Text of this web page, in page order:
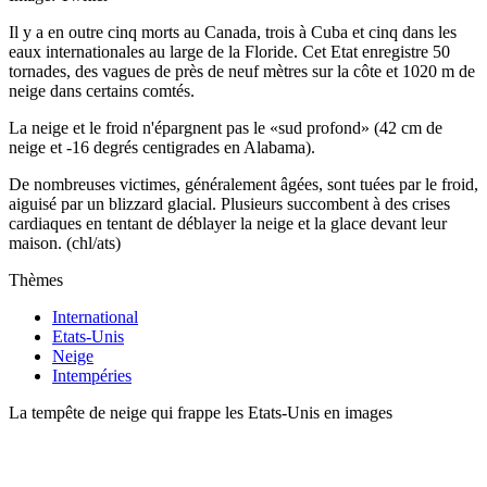
Il y a en outre cinq morts au Canada, trois à Cuba et cinq dans les
eaux internationales au large de la Floride. Cet Etat enregistre 50
tornades, des vagues de près de neuf mètres sur la côte et 1020 m de
neige dans certains comtés.
La neige et le froid n'épargnent pas le «sud profond» (42 cm de
neige et -16 degrés centigrades en Alabama).
De nombreuses victimes, généralement âgées, sont tuées par le froid,
aiguisé par un blizzard glacial. Plusieurs succombent à des crises
cardiaques en tentant de déblayer la neige et la glace devant leur
maison. (chl/ats)
Thèmes
International
Etats-Unis
Neige
Intempéries
La tempête de neige qui frappe les Etats-Unis en images